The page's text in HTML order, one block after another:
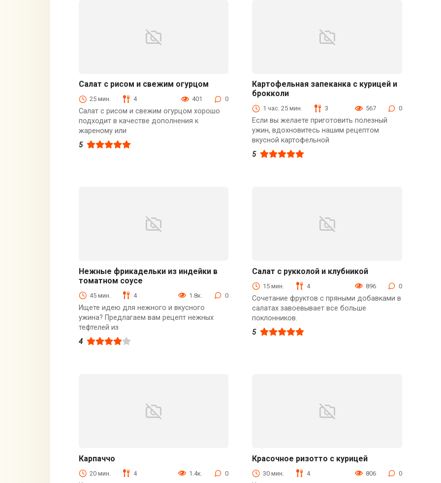
Салат с рисом и свежим огурцом
25 мин. 4 401 0
Салат с рисом и свежим огурцом хорошо
подходит в качестве дополнения к
жареному или
5
Блюда из мяса птицы
Картофельная запеканка с курицей и
брокколи
1 час. 25 мин. 3 567 0
Если вы желаете приготовить полезный
ужин, вдохновитесь нашим рецептом
вкусной картофельной
5
Вторые блюда
Нежные фрикадельки из индейки в
томатном соусе
45 мин. 4 1.8к. 0
Ищете идею для нежного и вкусного
ужина? Предлагаем вам рецепт нежных
тефтелей из
4
Салат с рукколой и клубникой
15 мин. 4 896 0
Сочетание фруктов с пряными добавками в
салатах завоевывает все больше
поклонников.
5
Карпаччо
20 мин. 4 1.4к. 0
Красочное ризотто с курицей
30 мин. 4 806 0